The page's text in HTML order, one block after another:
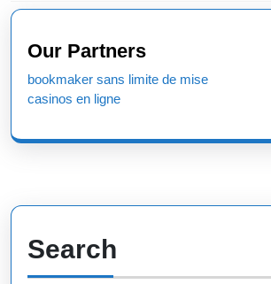
Previous
post:
Our Partners
bookmaker sans limite de mise
casinos en ligne
Search